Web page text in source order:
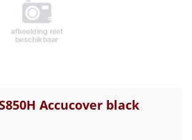
Accucover black